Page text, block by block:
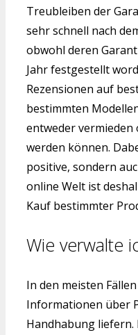
Treubleiben der
sehr schnell nach
obwohl deren
Jahr festgestellt
Rezensionen auf
bestimmten
entweder
werden können.
positive, sondern
online Welt ist
Kauf bestimmter
Wie verwalte
In den meisten
Informationen über
Handhabung liefern.